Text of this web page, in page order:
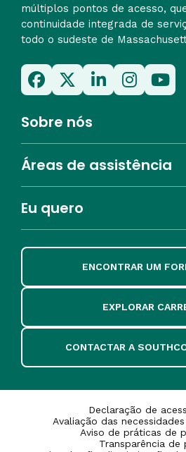
múltiplos pontos de acesso,
continuidade integrada de
todo o sudeste de
Sobre nós
Áreas de assistência
Eu quero
ENCONTRAR UM
EXPLORAR
CONTACTAR A
Declaração de
Avaliação das
Aviso de práticas de
Transparência de